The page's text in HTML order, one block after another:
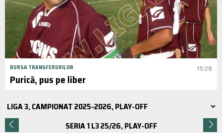
BURSA TRANSFERURILOR 15:28
Purică, pus pe liber
SERIA 1 L3 25/26, PLAY-OFF